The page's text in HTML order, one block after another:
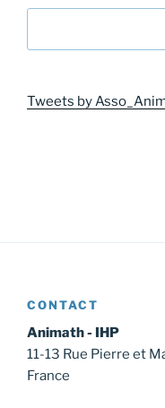
Tweets by
CONTACT
Animath - IHP
11-13 Rue Pierre et
France